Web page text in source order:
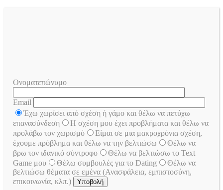
Ονοματεπώνυμο
Email
Έχω χωρίσει από σχέση ή γάμο και θέλω να πετύχω
επανασύνδεση
Η σχέση μου έχει προβλήματα και θέλω να
προλάβω τον χωρισμό
Είμαι σε μια μακροχρόνια σχέση,
έχουμε πρόβλημα και θέλω να την βελτιώσω
Θέλω να
βρω τον ιδανικό σύντροφο
Θέλω να βελτιώσω το Text
Game μου
Θέλω συμβουλές για το Dating
Θέλω να
βελτιώσω θέματα σε εμένα (Ανασφάλεια, εμπιστοσύνη,
επικοινωνία, κλπ.)